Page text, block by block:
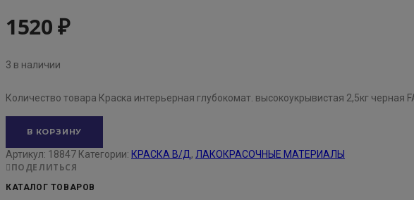
1520₽
3 в наличии
Количество товара Краска интерьерная глубокомат. высокоукрывистая 2,5кг черная
В КОРЗИНУ
Артикул: 18847 Категории: КРАСКА В/Д, ЛАКОКРАСОЧНЫЕ МАТЕРИАЛЫ
ПОДЕЛИТЬСЯ
КАТАЛОГ ТОВАРОВ